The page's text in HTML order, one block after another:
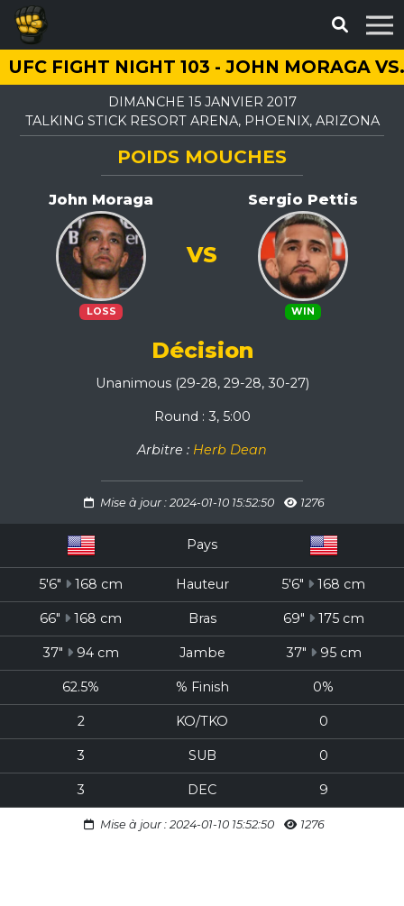
UFC FIGHT NIGHT 103 - JOHN MORAGA
DIMANCHE 15 JANVIER 2017
TALKING STICK RESORT ARENA, PHOENIX, ARIZONA
POIDS MOUCHES
John Moraga
LOSS
Sergio Pettis
WIN
VS
Décision
Unanimous (29-28, 29-28, 30-27)
Round : 3, 5:00
Arbitre : Herb Dean
Mise à jour : 2024-01-10 15:52:50 1276
Pays
5'6" 168 cm Hauteur 5'6" 168 cm
66" 168 cm Bras 69" 175 cm
37" 94 cm Jambe 37" 95 cm
62.5% % Finish 0%
2 KO/TKO 0
3 SUB 0
3 DEC 9
Mise à jour : 2024-01-10 15:52:50 1276